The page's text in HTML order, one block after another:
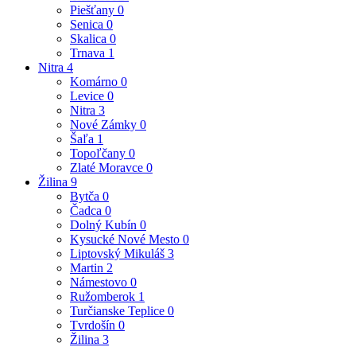
Piešťany 0
Senica 0
Skalica 0
Trnava 1
Nitra 4
Komárno 0
Levice 0
Nitra 3
Nové Zámky 0
Šaľa 1
Topoľčany 0
Zlaté Moravce 0
Žilina 9
Bytča 0
Čadca 0
Dolný Kubín 0
Kysucké Nové Mesto 0
Liptovský Mikuláš 3
Martin 2
Námestovo 0
Ružomberok 1
Turčianske Teplice 0
Tvrdošín 0
Žilina 3